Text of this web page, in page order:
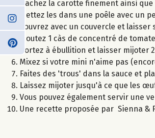
Hachez la carotte finement ainsi que
Mettez les dans une poêle avec un
Couvrez avec un couvercle et
Ajoutez 1 càs de concentré de
Portez à ébullition et laisser mijoter
Mixez si votre mini n'aime pas
Faites des 'trous' dans la sauce et
Laissez mijoter jusqu'à ce que les
Vous pouvez également servir une
Une recette proposée par Sienna &